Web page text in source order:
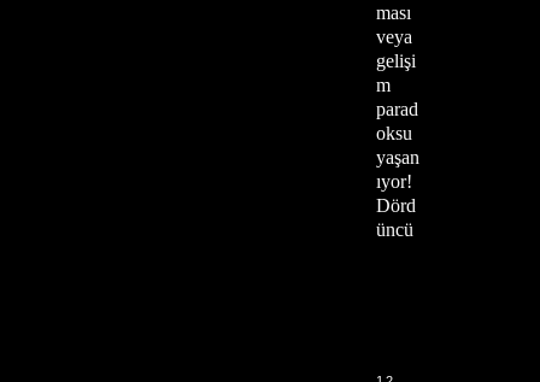
ması
veya
gelişi
m
parad
oksu
yaşan
ıyor!
Dörd
üncü